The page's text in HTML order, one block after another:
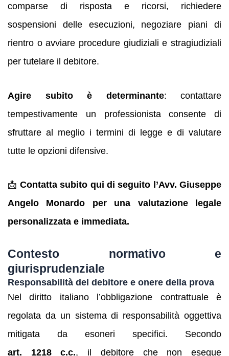
comparse di risposta e ricorsi, richiedere
sospensioni delle esecuzioni, negoziare piani di
rientro o avviare procedure giudiziali e stragiudiziali
per tutelare il debitore.
Agire subito è determinante: contattare
tempestivamente un professionista consente di
sfruttare al meglio i termini di legge e di valutare
tutte le opzioni difensive.
📩 Contatta subito qui di seguito l’Avv. Giuseppe
Angelo Monardo per una valutazione legale
personalizzata e immediata.
Contesto normativo e
giurisprudenziale
Responsabilità del debitore e onere della prova
Nel diritto italiano l’obbligazione contrattuale è
regolata da un sistema di responsabilità oggettiva
mitigata da esoneri specifici. Secondo
art. 1218 c.c., il debitore che non esegue